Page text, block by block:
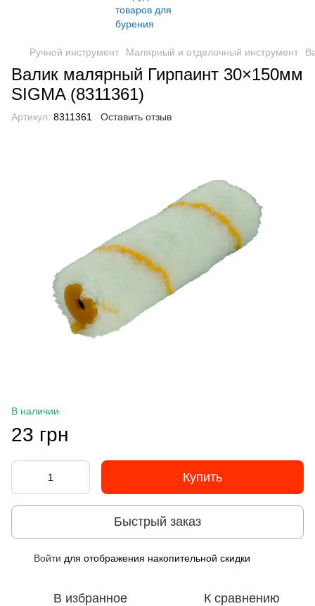
Ручной инструмент Малярный и отделочный инструмент
Валик малярный Гирпаинт 30×150мм
SIGMA (8311361)
Артикул: 8311361 Оставить отзыв
В наличии
23 грн
Купить
Быстрый заказ
Войти для отображения накопительной скидки
В избранное К сравнению